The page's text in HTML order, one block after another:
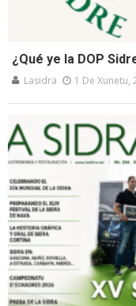
¿Qué ye la DOP
Lasidra 1 De Xunetu,